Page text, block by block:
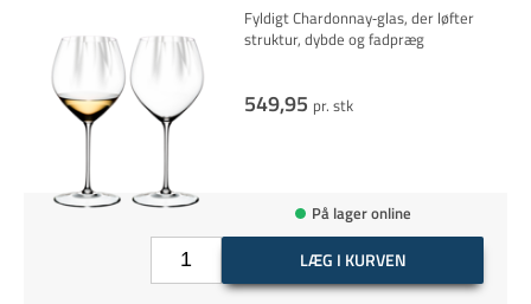
Fyldigt Chardonnay‑glas, der løfter
struktur, dybde og fadpræg
549,95 pr. stk
På lager online
LÆG I KURVEN